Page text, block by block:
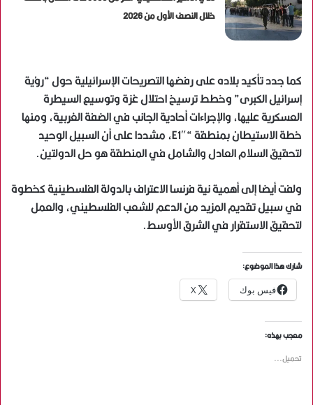
خلال النصف الأول من 2026
كما جدد تأكيد بلاده على رفضها التصريحات الإسرائيلية حول “رؤية
إسرائيل الكبرى” وخطط ترسيخ احتلال غزة وتوسيع السيطرة
العسكرية عليها، والإجراءات أحادية الجانب في الضفة الغربية، ومنها
خطة الاستيطان بمنطقة “E1″، مشددا على أن السبيل الوحيد
لتحقيق السلام العادل والشامل في المنطقة هو حل الدولتين.
ولفت أيضا إلى أهمية نية فرنسا الاعتراف بالدولة الفلسطينية كخطوة
في سبيل تقديم المزيد من الدعم للشعب الفلسطيني، والعمل
لتحقيق الاستقرار في الشرق الأوسط.
شارك هذا الموضوع:
فيس بوك X
معجب بهذه:
تحميل...